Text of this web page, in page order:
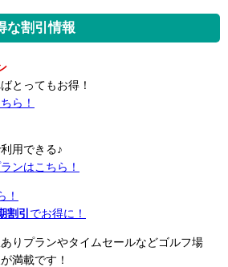
な割引情報
とってもお得！
ら！
用できる♪
ンはこちら！
！
割引 でお得に！
りプランやタイムセールなどゴルフ場
満載です！